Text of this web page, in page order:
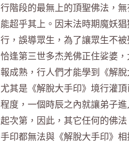
行階段的最無上的頂聖佛法，
能超乎其上。因末法時期魔妖
行，誤導眾生，為了讓眾生不
恰逢第三世多杰羌佛正住娑婆
報成熟，行人們才能學到《解脫
尤其是《解脫大手印》境行灌
程度，一個時辰之內就讓弟子
起次第，因此，其它任何的佛
手印都無法與《解脫大手印》